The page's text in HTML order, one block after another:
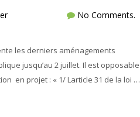
No Comments.
les derniers aménagements
jusqu’au 2 juillet. Il est opposable
en projet : « 1/ Larticle 31 de la loi …